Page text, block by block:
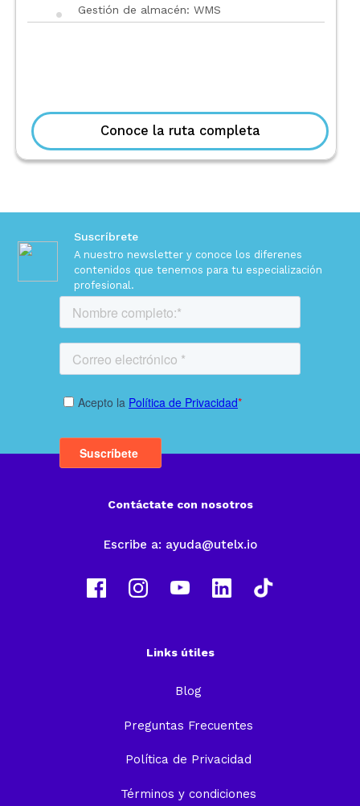
Gestión de almacén: WMS
Conoce la ruta completa
Suscríbrete
A nuestro newsletter y conoce los diferenes
contenidos que tenemos para tu especialización
profesional.
Contáctate con nosotros
Escribe a: ayuda@utelx.io
Links útiles
Blog
Preguntas Frecuentes
Política de Privacidad
Términos y condiciones